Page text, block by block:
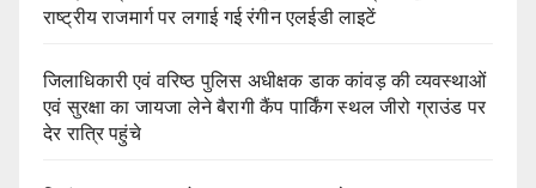
राष्ट्रीय राजमार्ग पर लगाई गई रंगीन एलईडी लाइटें
जिलाधिकारी एवं वरिष्ठ पुलिस अधीक्षक डाक कांवड़ की व्यवस्थाओं
एवं सुरक्षा का जायजा लेने बैरागी कैंप पार्किंग स्थल जीरो ग्राउंड पर
देर रात्रि पहुंचे